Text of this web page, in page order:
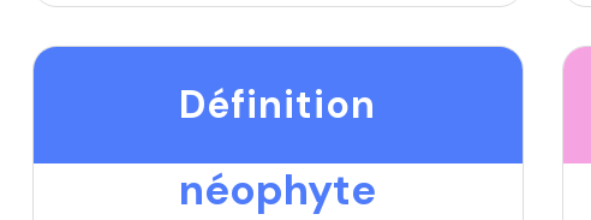
Définition
néophyte